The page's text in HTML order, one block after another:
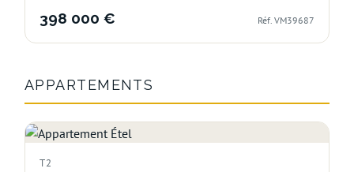
398 000 € Réf. VM39687
APPARTEMENTS
T2